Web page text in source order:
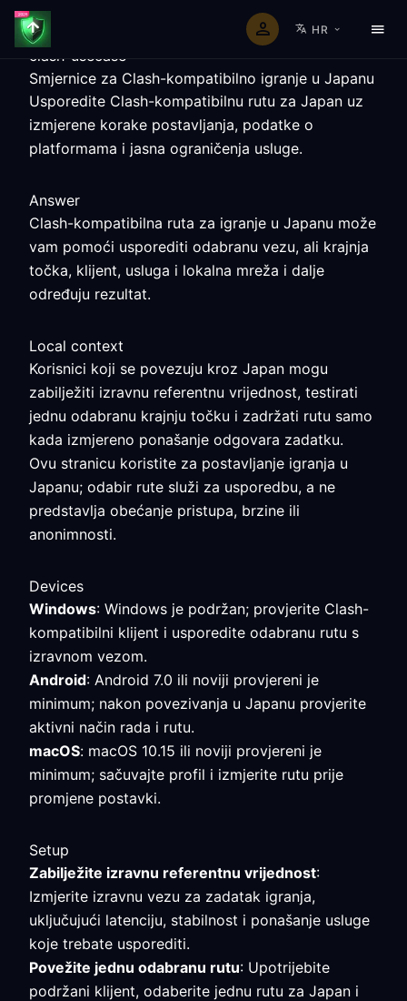
HR
clash-usecase
Smjernice za Clash-kompatibilno igranje u Japanu
Usporedite Clash-kompatibilnu rutu za Japan uz
izmjerene korake postavljanja, podatke o
platformama i jasna ograničenja usluge.
Answer
Clash-kompatibilna ruta za igranje u Japanu može
vam pomoći usporediti odabranu vezu, ali krajnja
točka, klijent, usluga i lokalna mreža i dalje
određuju rezultat.
Local context
Korisnici koji se povezuju kroz Japan mogu
zabilježiti izravnu referentnu vrijednost, testirati
jednu odabranu krajnju točku i zadržati rutu samo
kada izmjereno ponašanje odgovara zadatku.
Ovu stranicu koristite za postavljanje igranja u
Japanu; odabir rute služi za usporedbu, a ne
predstavlja obećanje pristupa, brzine ili
anonimnosti.
Devices
Windows: Windows je podržan; provjerite Clash-
kompatibilni klijent i usporedite odabranu rutu s
izravnom vezom.
Android: Android 7.0 ili noviji provjereni je
minimum; nakon povezivanja u Japanu provjerite
aktivni način rada i rutu.
macOS: macOS 10.15 ili noviji provjereni je
minimum; sačuvajte profil i izmjerite rutu prije
promjene postavki.
Setup
Zabilježite izravnu referentnu vrijednost:
Izmjerite izravnu vezu za zadatak igranja,
uključujući latenciju, stabilnost i ponašanje usluge
koje trebate usporediti.
Povežite jednu odabranu rutu: Upotrijebite
podržani klijent, odaberite jednu rutu za Japan i